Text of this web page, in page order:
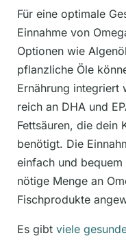
Für eine optimale
Einnahme von
Optionen wie
pflanzliche Öle
Ernährung integriert
reich an DHA und
Fettsäuren, die dein
benötigt. Die
einfach und
nötige Menge an
Fischprodukte
Es gibt viele